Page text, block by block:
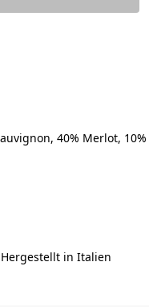
40% Merlot, 10%
in Italien